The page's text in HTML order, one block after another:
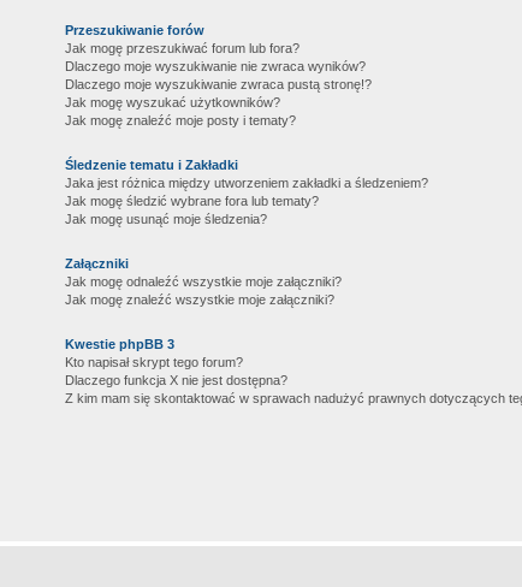
Przeszukiwanie forów
Jak mogę przeszukiwać forum lub fora?
Dlaczego moje wyszukiwanie nie zwraca wyników?
Dlaczego moje wyszukiwanie zwraca pustą stronę!?
Jak mogę wyszukać użytkowników?
Jak mogę znaleźć moje posty i tematy?
Śledzenie tematu i Zakładki
Jaka jest różnica między utworzeniem zakładki a śledzeniem?
Jak mogę śledzić wybrane fora lub tematy?
Jak mogę usunąć moje śledzenia?
Załączniki
Jak mogę odnaleźć wszystkie moje załączniki?
Jak mogę znaleźć wszystkie moje załączniki?
Kwestie phpBB 3
Kto napisał skrypt tego forum?
Dlaczego funkcja X nie jest dostępna?
Z kim mam się skontaktować w sprawach nadużyć prawnych dotyczących